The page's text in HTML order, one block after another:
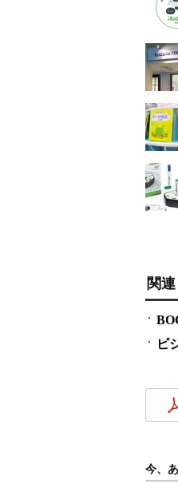
関
ビ
今、